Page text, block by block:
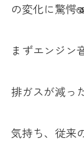
の変化に驚愕
まずエンジン
排ガスが減っ
気持ち、従来